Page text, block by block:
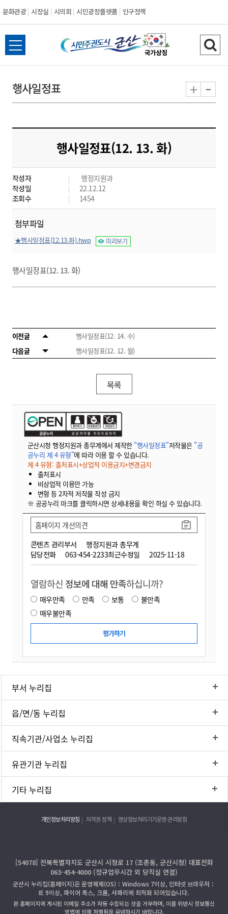
문화관광 시장실 시의회 시민광장플랫폼 인구정책
시
민
도
시
군
산
전
체
뉴
열
검
색
기
행사일정표 + -
행사일정표(12. 13. 화)
작성자
행정지원과
작성일
22.12.12
조회수
1454
첨부파일
★행사일정표(12.13.화).hwp 미리보기
행사일정표(12. 13. 화)
이전글
행사일정표(12. 14. 수)
다음글
행사일정표(12. 12. 월)
목록
군산시청 행정지원과 총무계에서 제작한 "행사일정표"저작물은 "공
공누리 제 4 유형"에 따라 이용 할 수 있습니다.
제 4 유형: 출처표시+상업적 이용금지+변경금지
출처표시
비상업적 이용만 가능
변형 등 2차적 저작물 작성 금지
※ 공공누리 마크를 클릭하시면 상세내용을 확인 하실 수 있습니다.
콘텐츠 관리부서
행정지원과 총무계
담당전화
063-454-2233최근수정일 2025-11-18
홈페이지 개선의견
열람하신 정보에 대해 만족하십니까?
매우만족 만족 보통
불만족
매우불만족
부서 누리집
읍/면/동 누리집
직속기관/사업소 누리집
유관기관 누리집
기타 누리집
개인정보처리방침 저작권 정책 영상정보처리기기운영·관리방침
[54078] 전북특별자치도 군산시 시청로 17 (조촌동, 군산시청) 대표전화
063-454-4000 (정규업무시간 외 당직실 연결)
군산시 누리집(홈페이지)은 운영체제(OS)：Windows 7이상, 인터넷 브라우저：
IE 9이상, 파이어 폭스, 크롬, 사파리에 최적화 되어있습니다.
본 홈페이지에 게시된 이메일 주소가 자동 수집되는 것을 거부하며, 이를 위반시 정보통신
망법에 의해 처벌됨을 유념하시기 바랍니다.